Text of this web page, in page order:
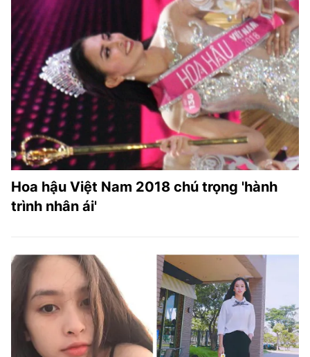
Hoa hậu Việt Nam 2018 chú trọng 'hành
trình nhân ái'